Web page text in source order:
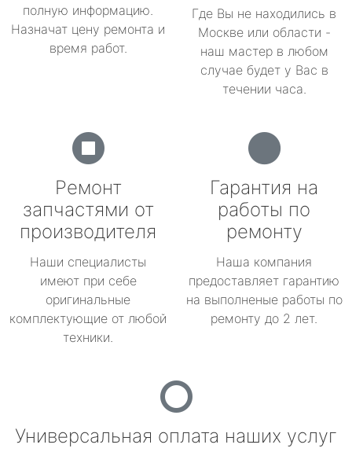
полную информацию.
Назначат цену ремонта и
время работ.
Где Вы не находились в
Москве или области -
наш мастер в любом
случае будет у Вас в
течении часа.
Ремонт
запчастями от
производителя
Наши специалисты
имеют при себе
оригинальные
комплектующие от любой
техники.
Гарантия на
работы по
ремонту
Наша компания
предоставляет гарантию
на выполненые работы по
ремонту до 2 лет.
Универсальная оплата наших услуг